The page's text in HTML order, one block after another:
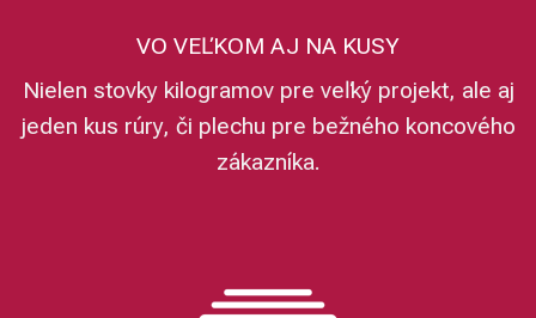
VO VEĽKOM AJ NA KUSY
Nielen stovky kilogramov pre veľký projekt, ale aj
jeden kus rúry, či plechu pre bežného koncového
zákazníka.